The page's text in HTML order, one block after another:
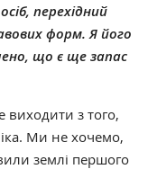
перехідний
форм. Я його
що є ще запас
виходити з того,
Ми не хочемо,
землі першого